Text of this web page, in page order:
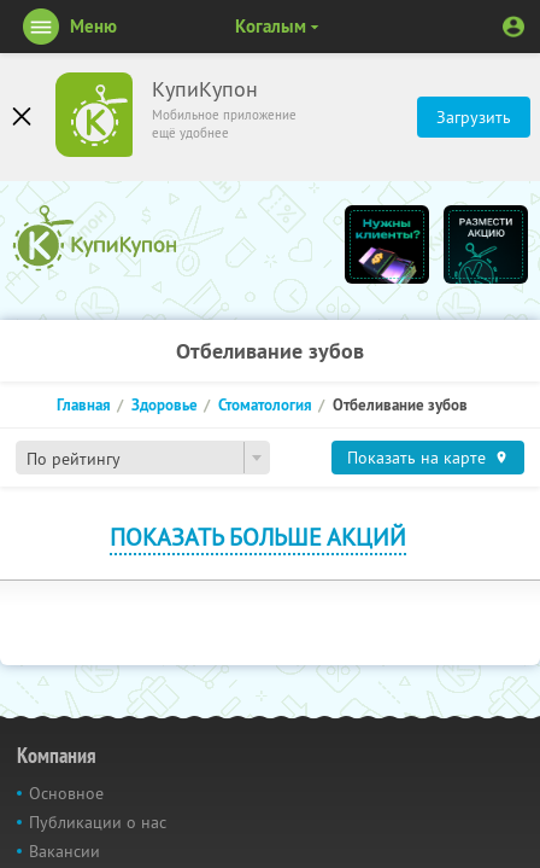
КупиКупон
Мобильное приложение
ещё удобнее
Загрузить
Меню Когалым
Отбеливание зубов
По рейтингу
Главная Здоровье Стоматология Отбеливание зубов
Показать на карте
ПОКАЗАТЬ БОЛЬШЕ АКЦИЙ
Компания
Основное
Публикации о нас
Вакансии